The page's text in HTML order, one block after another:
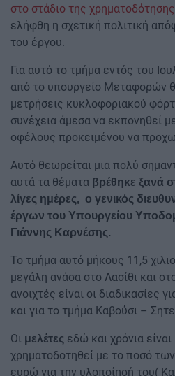
στο στάδιο της
ελήφθη η σχετική πολιτική
του έργου.
Για αυτό το τμήμα εντός του
από το υπουργείο Μεταφορών
μετρήσεις κυκλοφοριακού
συνέχεια άμεσα να εκπονηθεί
οφέλους προκειμένου να
Αυτό θεωρείται μια πολύ
αυτά τα θέματα βρέθηκε ξανά
λίγες ημέρες, ο γενικός
έργων του Υπουργείου
Γιάννης Καρνέσης.
Το τμήμα αυτό μήκους 11,5
μεγάλη ανάσα στο Λασίθι και
ανοιχτές είναι οι διαδικασίες
και για το τμήμα Καβούσι –
Οι μελέτες εδώ και χρόνια
χρηματοδοτηθεί με το ποσό
ευρώ για την υλοποίησή του(